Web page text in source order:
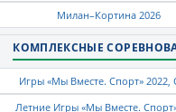
Милан–Кортина 2026
КОМПЛЕКСНЫЕ
Игры «Мы Вместе. Спорт» 2022,
Летние Игры «Мы Вместе.